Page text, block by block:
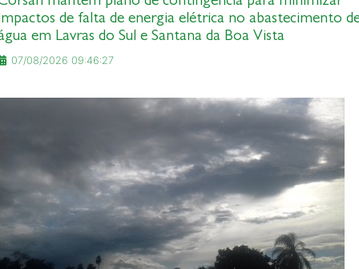
de falta de energia elétrica no abastecimento
em Lavras do Sul e Santana da Boa Vista
07/08/2026 09:46:27